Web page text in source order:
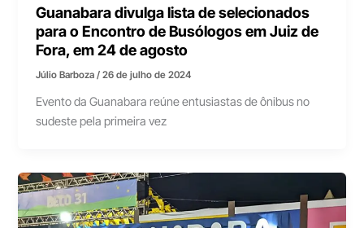
Guanabara divulga lista de selecionados
para o Encontro de Busólogos em Juiz de
Fora, em 24 de agosto
Júlio Barboza/26 de julho de 2024
Evento da Guanabara reúne entusiastas de ônibus no
sudeste pela primeira vez